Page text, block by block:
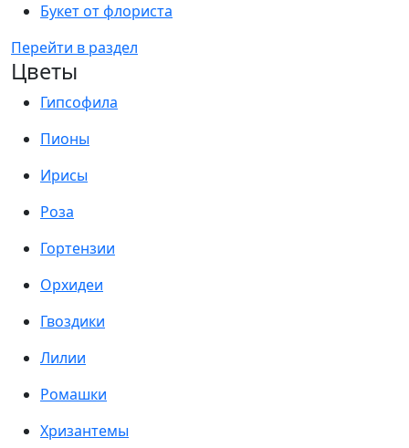
Букет от флориста
Перейти в раздел
Цветы
Гипсофила
Пионы
Ирисы
Роза
Гортензии
Орхидеи
Гвоздики
Лилии
Ромашки
Хризантемы